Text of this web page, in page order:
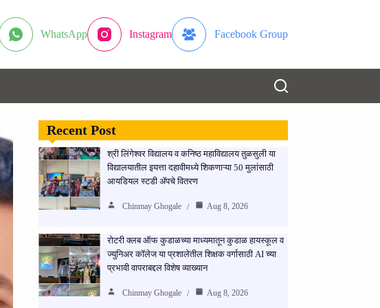
WhatsApp Instagram Facebook Group
Recent Post
श्री लिंगेश्वर विद्यालय व कनिष्ठ महाविद्यालय तुळसुली या
विद्यालयातील इयत्ता दहावीमध्ये शिकणाऱ्या 50 मुलांसाठी
आयडियल स्टडी ॲपचे वितरण
Chinmay Ghogale Aug 8, 2026
रोटरी क्लब ऑफ कुडाळच्या माध्यमातून कुडाळ हायस्कूल व
ज्युनिअर कॉलेज या प्रशालेतील शिक्षक वर्गासाठी AI च्या
प्रभावी वापराबद्दल विशेष व्याख्यान
Chinmay Ghogale Aug 8, 2026